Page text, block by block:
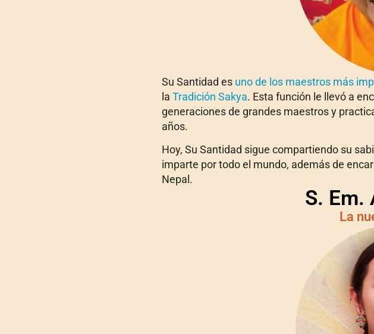
Su Santidad es uno de los maestros más
la Tradición Sakya. Esta función le llevó a
generaciones de grandes maestros y
años.
Hoy, Su Santidad sigue compartiendo su
imparte por todo el mundo, además de
Nepal.
S. Em.
La